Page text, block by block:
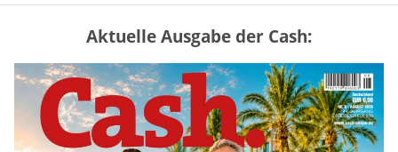
Vermieter-Zutritt: Wann Mieter
die Wohnung öffnen müssen
mehr
Aktuelle Ausgabe der Cash: